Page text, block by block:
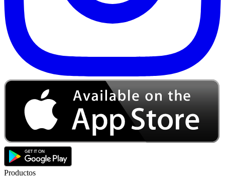
Productos